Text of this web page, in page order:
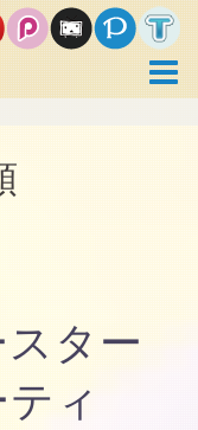
スター
ィ